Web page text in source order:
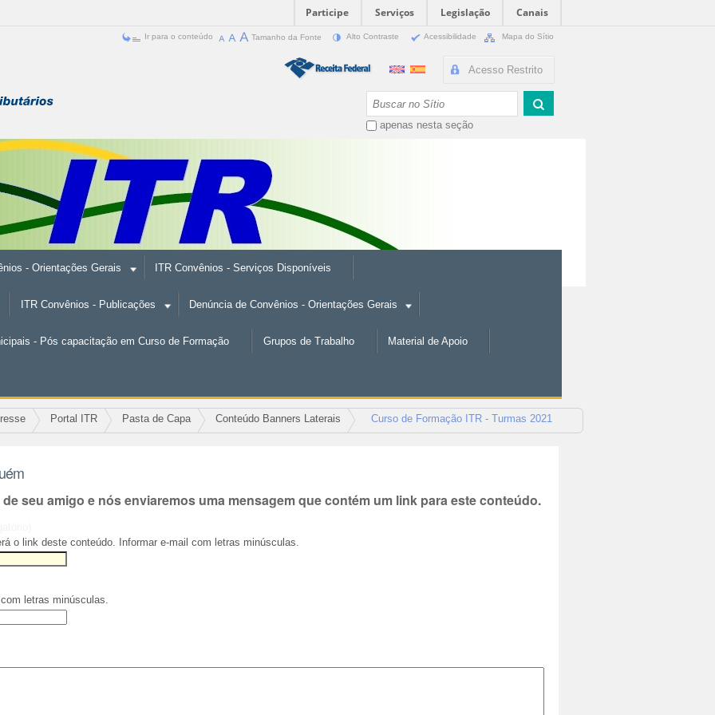
Participe Serviços Legislação
Canais
Ir para o conteúdo Tamanho da Fonte Alto Contraste Acessibilidade Mapa do Sítio
Acesso Restrito
apenas nesta seção
- Orientações Gerais ITR Convênios - Serviços Disponíveis
ITR Convênios - Publicações Denúncia de Convênios - Orientações Gerais
- Pós capacitação em Curso de Formação Grupos de Trabalho Material de Apoio
Portal ITR Pasta de Capa Conteúdo Banners Laterais Curso de Formação ITR - Turmas 2021
seu amigo e nós enviaremos uma mensagem que contém um link para este conteúdo.
o link deste conteúdo. Informar e-mail com letras minúsculas.
letras minúsculas.